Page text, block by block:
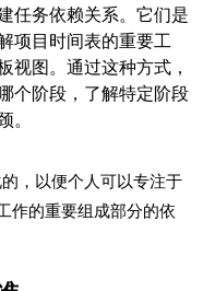
任务依赖关系。它们是
项目时间表的重要工
视图。通过这种方式，
个阶段，了解特定阶段
。
，以便个人可以专注于
作的重要组成部分的依